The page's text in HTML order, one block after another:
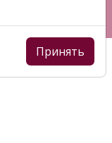
Принять